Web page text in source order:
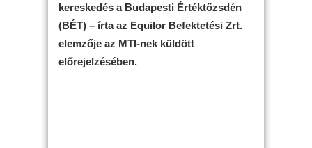
kereskedés a Budapesti Értéktőzsdén
(BÉT) – írta az Equilor Befektetési Zrt.
elemzője az MTI-nek küldött
előrejelzésében.